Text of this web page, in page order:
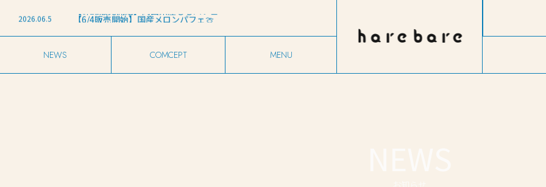
NEWS COMCEPT MENU
2026.06.5 【6/4販売開始】国産メロンパフェ🍈
2026.04.11 harebareグランドオープンのお知らせ
2026.06.11 【6/12販売開始】岡山県産ももパフェ